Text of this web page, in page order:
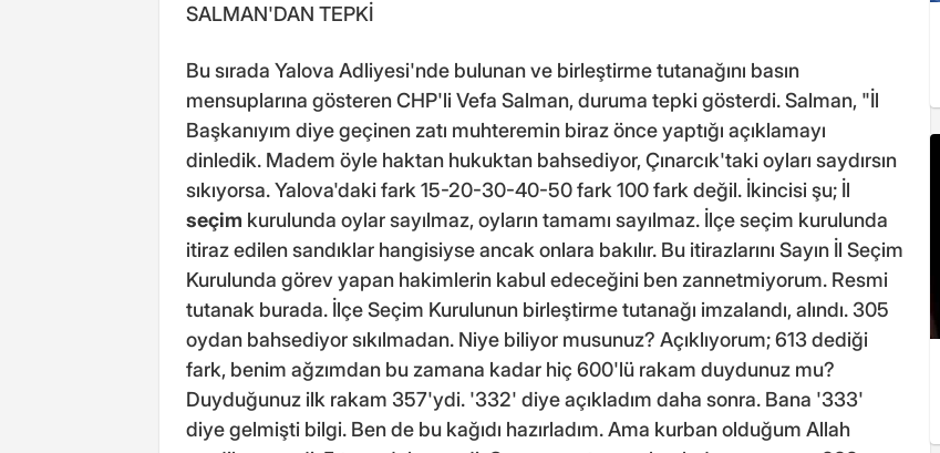
SALMAN'DAN TEPKİ
Bu sırada Yalova Adliyesi'nde bulunan ve birleştirme tutanağını basın
mensuplarına gösteren CHP'li Vefa Salman, duruma tepki gösterdi. Salman, "İl
Başkanıyım diye geçinen zatı muhteremin biraz önce yaptığı açıklamayı
dinledik. Madem öyle haktan hukuktan bahsediyor, Çınarcık'taki oyları saydırsın
sıkıyorsa. Yalova'daki fark 15-20-30-40-50 fark 100 fark değil. İkincisi şu; İl
seçim kurulunda oylar sayılmaz, oyların tamamı sayılmaz. İlçe seçim kurulunda
itiraz edilen sandıklar hangisiyse ancak onlara bakılır. Bu itirazlarını Sayın İl Seçim
Kurulunda görev yapan hakimlerin kabul edeceğini ben zannetmiyorum. Resmi
tutanak burada. İlçe Seçim Kurulunun birleştirme tutanağı imzalandı, alındı. 305
oydan bahsediyor sıkılmadan. Niye biliyor musunuz? Açıklıyorum; 613 dediği
fark, benim ağzımdan bu zamana kadar hiç 600'lü rakam duydunuz mu?
Duyduğunuz ilk rakam 357'ydi. '332' diye açıkladım daha sonra. Bana '333'
diye gelmişti bilgi. Ben de bu kağıdı hazırladım. Ama kurban olduğum Allah